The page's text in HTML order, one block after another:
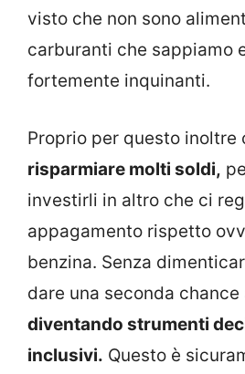
visto che non sono
carburanti che sappiamo
fortemente inquinanti.
Proprio per questo inoltre
risparmiare molti soldi,
investirli in altro che ci
appagamento rispetto
benzina. Senza
dare una seconda
diventando strumenti
inclusivi. Questo è